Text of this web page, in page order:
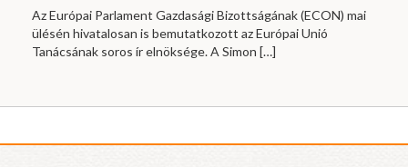
Az Európai Parlament Gazdasági Bizottságának (ECON) mai
ülésén hivatalosan is bemutatkozott az Európai Unió
Tanácsának soros ír elnöksége. A Simon […]